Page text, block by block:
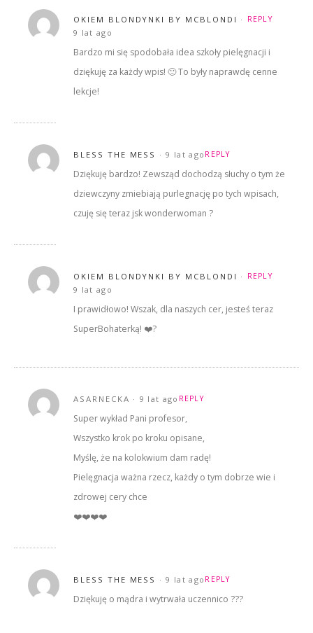
OKIEM BLONDYNKI BY MCBLONDI
9 lat ago
REPLY
Bardzo mi się spodobała idea szkoły pielęgnacji i
dziękuję za każdy wpis! 🙂 To były naprawdę cenne
lekcje!
BLESS THE MESS 9 lat ago REPLY
Dziękuję bardzo! Zewsząd dochodzą słuchy o tym że
dziewczyny zmiebiają purlegnację po tych wpisach,
czuję się teraz jsk wonderwoman ?
OKIEM BLONDYNKI BY MCBLONDI
9 lat ago
REPLY
I prawidłowo! Wszak, dla naszych cer, jesteś teraz
SuperBohaterką! ❤️?
ASARNECKA 9 lat ago REPLY
Super wykład Pani profesor,
Wszystko krok po kroku opisane,
Myślę, że na kolokwium dam radę!
Pielęgnacja ważna rzecz, każdy o tym dobrze wie i
zdrowej cery chce
❤️❤️❤️❤️
BLESS THE MESS 9 lat ago REPLY
Dziękuję o mądra i wytrwała uczennico ???